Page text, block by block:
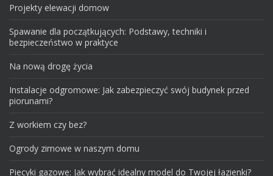
Projekty elewacji domow
Spawanie dla początkujących: Podstawy, techniki i
bezpieczeństwo w praktyce
Na nową drogę życia
Instalacje odgromowe: Jak zabezpieczyć swój budynek przed
piorunami?
Z workiem czy bez?
Ogrody zimowe w naszym domu
Piecyki gazowe: Jak wybrać idealny model do Twojej łazienki?